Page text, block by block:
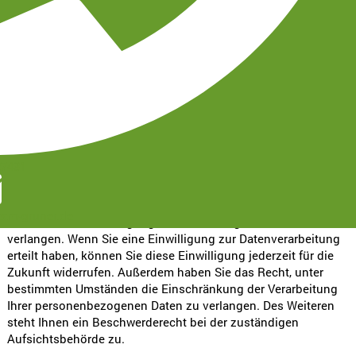
automatisch, sobald Sie diese Website betreten.
Wofür nutzen wir Ihre Daten?
Ein Teil der Daten wird erhoben, um eine fehlerfreie
Bereitstellung der Website zu gewährleisten. Andere Daten
können zur Analyse Ihres Nutzerverhaltens verwendet werden.
Welche Rechte haben Sie bezüglich Ihrer Daten?
verlangen. Wenn Sie eine Einwilligung zur Datenverarbeitung
erteilt haben, können Sie diese Einwilligung jederzeit für die
Zukunft widerrufen. Außerdem haben Sie das Recht, unter
bestimmten Umständen die Einschränkung der Verarbeitung
Ihrer personenbezogenen Daten zu verlangen. Des Weiteren
steht Ihnen ein Beschwerderecht bei der zuständigen
Aufsichtsbehörde zu.